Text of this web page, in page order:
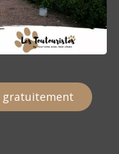
gratuitement